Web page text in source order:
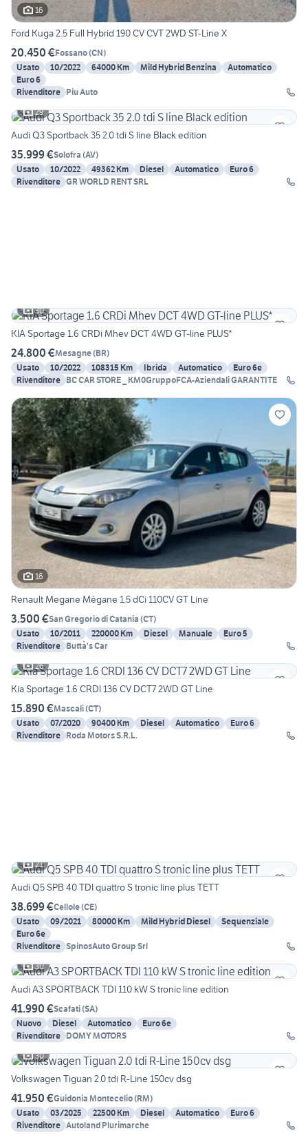
16
Ford Kuga 2.5 Full Hybrid 190 CV CVT 2WD ST-Line X
20.450 €Fossano(CN)
Usato
10/2022 64000 Km Mild Hybrid Benzina
Automatico
Euro 6
Rivenditore Piu Auto
29
Audi Q3 Sportback 35 2.0 tdi S line Black edition
35.999 €Solofra (AV)
Usato
10/2022 49362 Km Diesel Automatico
Euro 6
Rivenditore GR WORLD RENT SRL
30
KIA Sportage 1.6 CRDi Mhev DCT 4WD GT-line PLUS*
24.800 €Mesagne(BR)
Usato
10/2022 108315 Km Ibrida Automatico
Euro 6e
Rivenditore BC CAR STORE _ KM0GruppoFCA-Aziendali GARANTITE
16
Renault Megane Mégane 1.5 dCi 110CV GT Line
3.500 €San Gregorio di Catania (CT)
Usato
10/2011 220000 Km Diesel Manuale
Euro 5
Rivenditore Buttà's Car
26
Kia Sportage 1.6 CRDI 136 CV DCT7 2WD GT Line
15.890 €Mascali(CT)
Usato
07/2020 90400 Km Diesel Automatico
Euro 6
Rivenditore Roda Motors S.R.L.
21
Audi Q5 SPB 40 TDI quattro S tronic line plus TETT
38.699 €Cellole(CE)
Usato
09/2021 80000 Km Mild Hybrid Diesel
Sequenziale
Euro 6e
Rivenditore SpinosAuto Group Srl
30
Audi A3 SPORTBACK TDI 110 kW S tronic line edition
41.990 €Scafati(SA)
Nuovo
Diesel Automatico
Euro 6e
Rivenditore DOMY MOTORS
30
Volkswagen Tiguan 2.0 tdi R-Line 150cv dsg
41.950 €Guidonia Montecelio(RM)
Usato
03/2025 22500 Km Diesel Automatico
Euro 6
Rivenditore Autoland Plurimarche